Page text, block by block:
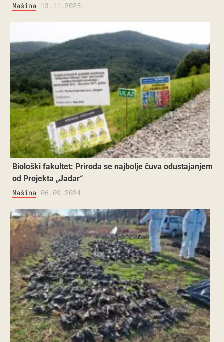
Mašina 13.11.2025.
Biološki fakultet: Priroda se najbolje čuva odustajanjem
od Projekta „Jadar“
Mašina 06.09.2024.